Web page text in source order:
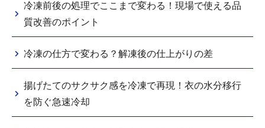
冷凍前後の処理でここまで変わる！現場で使える品
質改善のポイント
冷凍の仕方で変わる？解凍後の仕上がりの差
揚げたてのサクサク感を冷凍で再現！衣の水分移行
を防ぐ急速冷却